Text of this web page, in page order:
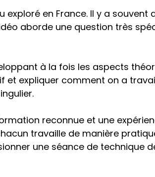
en France. Il y a souvent
aborde une question très
à la fois les aspects
expliquer comment on a
reconnue et une
travaille de manière
une séance de technique